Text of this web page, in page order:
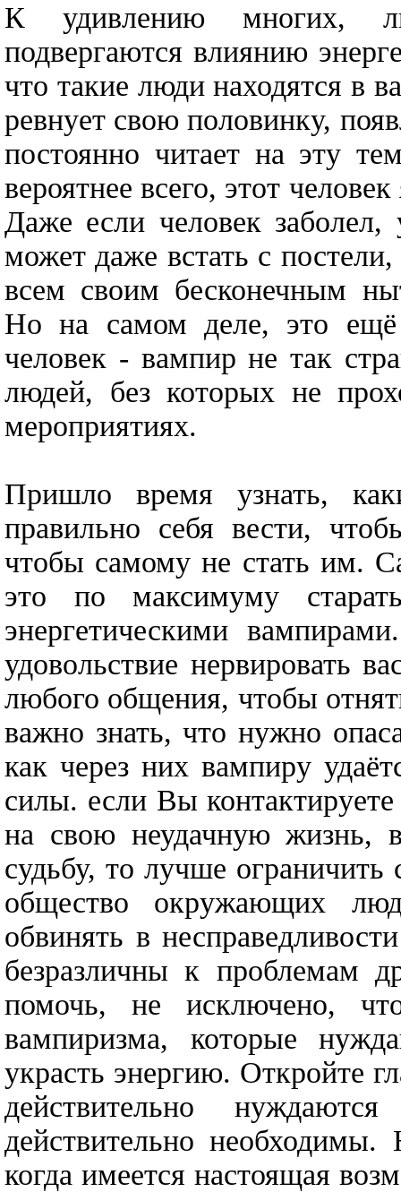
К удивлению многих,
подвергаются влиянию
что такие люди находятся в
ревнует свою половинку,
постоянно читает на эту
вероятнее всего, этот
Даже если человек
может даже встать с
всем своим бесконечным
Но на самом деле, это
человек - вампир не так
людей, без которых не
мероприятиях.
Пришло время узнать,
правильно себя вести,
чтобы самому не стать им.
это по максимуму
энергетическими
удовольствие нервировать
любого общения, чтобы
важно знать, что нужно
как через них вампиру
силы. если Вы
на свою неудачную
судьбу, то лучше
общество окружающих
обвинять в
безразличны к проблемам
помочь, не исключено,
вампиризма, которые
украсть энергию. Откройте
действительно
действительно
когда имеется настоящая